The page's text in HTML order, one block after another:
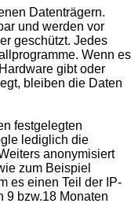
Datenträgern.
und werden vor
geschützt. Jedes
Wenn es
gibt oder
bleiben die Daten
festgelegten
lediglich die
anonymisiert
zum Beispiel
es einen Teil der IP-
9 bzw.18 Monaten